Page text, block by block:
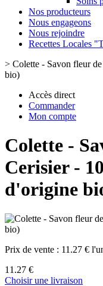
Nos producteurs
Nous engageons
Nous rejoindre
Recettes Locales
> Colette - Savon fleur
bio)
Accès direct
Commander
Mon compte
Colette -
Cerisier -
d'origine
Prix de vente : 11.27 €
11.27 €
Choisir une livraison